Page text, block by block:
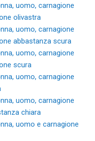
uomo, carnagione
olivastra
uomo, carnagione
abbastanza scura
uomo, carnagione
scura
uomo, carnagione
uomo, carnagione
chiara
uomo e carnagione